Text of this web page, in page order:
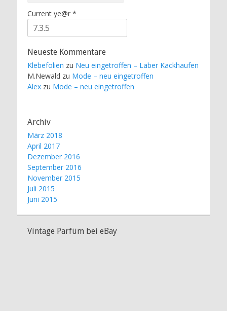
Current ye@r *
Neueste Kommentare
Klebefolien zu Neu eingetroffen – Laber Kackhaufen
M.Newald zu Mode – neu eingetroffen
Alex zu Mode – neu eingetroffen
Archiv
März 2018
April 2017
Dezember 2016
September 2016
November 2015
Juli 2015
Juni 2015
Vintage Parfüm bei eBay